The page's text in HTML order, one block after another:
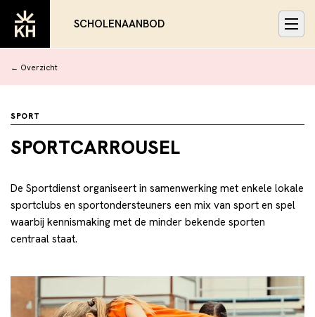
SCHOLENAANBOD
← Overzicht
SPORT
SPORTCARROUSEL
De Sportdienst organiseert in samenwerking met enkele lokale
sportclubs en sportondersteuners een mix van sport en spel
waarbij kennismaking met de minder bekende sporten
centraal staat.